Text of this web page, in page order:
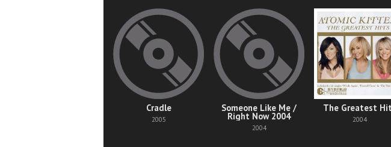
Cradle
2005
Someone Like Me /
Right Now 2004
2004
The Greatest
2004